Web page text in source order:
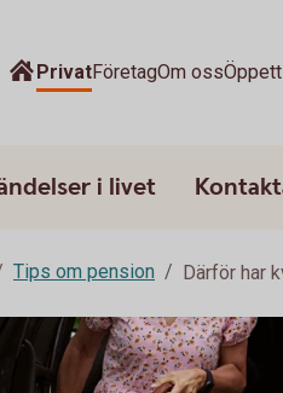
PrivatFöretagOm oss
i livet
Tips om pension Därför har